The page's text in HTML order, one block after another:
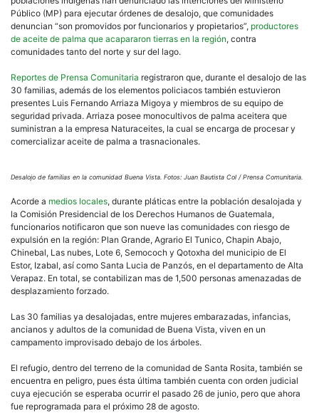
Público (MP) para ejecutar órdenes de desalojo, que comunidades
denuncian “son promovidos por funcionarios y propietarios”, productores
de aceite de palma que acapararon tierras en la región, contra
comunidades tanto del norte y sur del lago.
Reportes de Prensa Comunitaria registraron que, durante el desalojo de las
30 familias, además de los elementos policiacos también estuvieron
presentes Luis Fernando Arriaza Migoya y miembros de su equipo de
seguridad privada. Arriaza posee monocultivos de palma aceitera que
suministran a la empresa Naturaceites, la cual se encarga de procesar y
comercializar aceite de palma a trasnacionales.
Desalojo de familias en la comunidad Buena Vista. Fotos: Juan Bautista Col / Prensa Comunitaria.
Acorde a medios locales, durante pláticas entre la población desalojada y
la Comisión Presidencial de los Derechos Humanos de Guatemala,
funcionarios notificaron que son nueve las comunidades con riesgo de
expulsión en la región: Plan Grande, Agrario El Tunico, Chapin Abajo,
Chinebal, Las nubes, Lote 6, Semococh y Qotoxha del municipio de El
Estor, Izabal, así como Santa Lucia de Panzós, en el departamento de Alta
Verapaz. En total, se contabilizan mas de 1,500 personas amenazadas de
desplazamiento forzado.
Las 30 familias ya desalojadas, entre mujeres embarazadas, infancias,
ancianos y adultos de la comunidad de Buena Vista, viven en un
campamento improvisado debajo de los árboles.
El refugio, dentro del terreno de la comunidad de Santa Rosita, también se
encuentra en peligro, pues ésta última también cuenta con orden judicial
cuya ejecución se esperaba ocurrir el pasado 26 de junio, pero que ahora
fue reprogramada para el próximo 28 de agosto.